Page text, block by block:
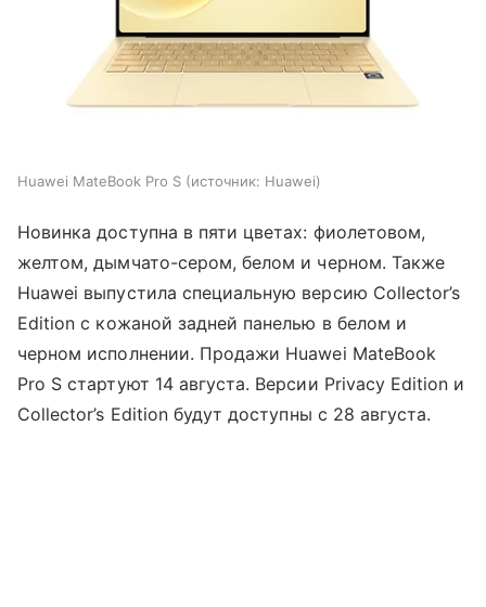
Huawei MateBook Pro S источник: Huawei
Новинка доступна в пяти цветах: фиолетовом,
желтом, дымчато-сером, белом и черном. Также
Huawei выпустила специальную версию Collector’s
Edition с кожаной задней панелью в белом и
черном исполнении. Продажи Huawei MateBook
Pro S стартуют 14 августа. Версии Privacy Edition и
Collector’s Edition будут доступны с 28 августа.